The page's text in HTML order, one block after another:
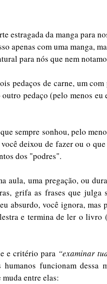
estragada da manga para
apenas com uma manga,
para nós que nem
pedaços de carne, um
pedaço (pelo menos eu
sempre sonhou, pelo
deixou de fazer ou o
dos "podres".
aula, uma pregação, ou
grifa as frases que julga
absurdo, você ignora, mas
e termina de ler o
e critério para “examinar
funcionam dessa
muda entre elas: